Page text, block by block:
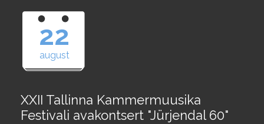
22
august
XXII Tallinna Kammermuusika
Festivali avakontsert "Jürjendal 60"